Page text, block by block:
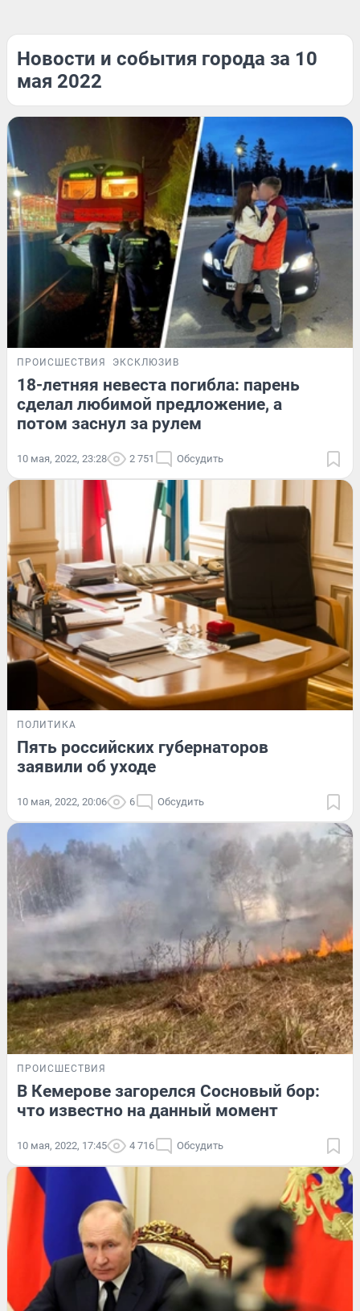
Новости и события города за 10
мая 2022
ПРОИСШЕСТВИЯ ЭКСКЛЮЗИВ
18-летняя невеста погибла: парень
сделал любимой предложение, а
потом заснул за рулем
10 мая, 2022, 23:28 2 751 Обсудить
ПОЛИТИКА
Пять российских губернаторов
заявили об уходе
10 мая, 2022, 20:06 6 Обсудить
ПРОИСШЕСТВИЯ
В Кемерове загорелся Сосновый бор:
что известно на данный момент
10 мая, 2022, 17:45 4 716 Обсудить